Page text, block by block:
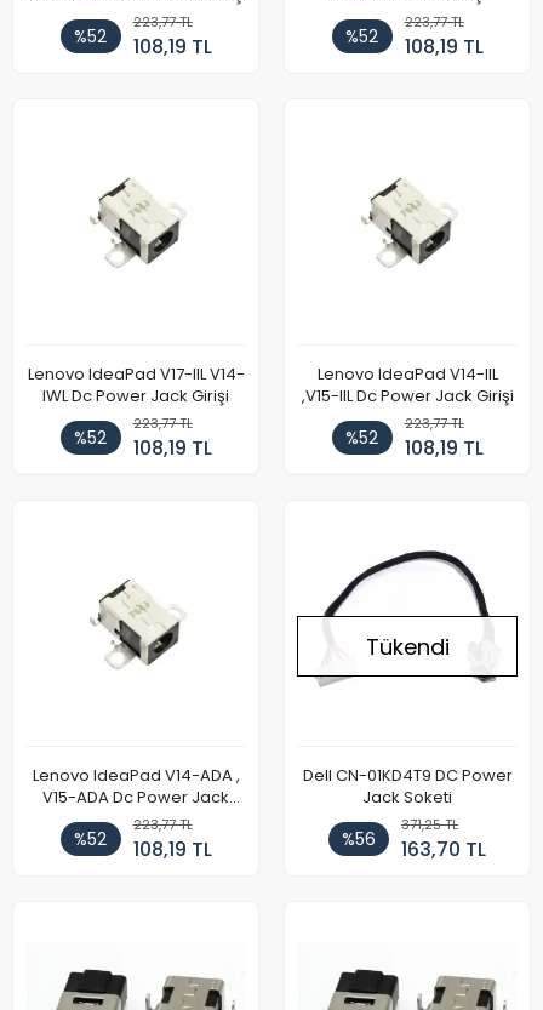
%52
223,77 TL
108,19 TL %52
223,77 TL
108,19 TL
Lenovo IdeaPad V17-IIL V14-
IWL Dc Power Jack Girişi
%52
223,77 TL
108,19 TL
Lenovo IdeaPad V14-IIL
,V15-IIL Dc Power Jack Girişi
%52
223,77 TL
108,19 TL
Lenovo IdeaPad V14-ADA ,
V15-ADA Dc Power Jack
Girişi
%52
223,77 TL
108,19 TL
Tükendi
Dell CN-01KD4T9 DC Power
Jack Soketi
%56
371,25 TL
163,70 TL